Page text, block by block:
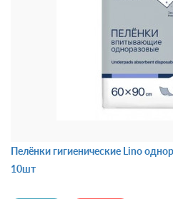
Пелёнки гигиенические Lino
10шт